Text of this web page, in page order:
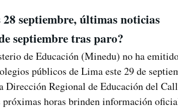
septiembre, últimas noticias
septiembre tras paro?
de Educación (Minedu) no ha
públicos de Lima este 29 de
Regional de Educación del
próximas horas brinden información